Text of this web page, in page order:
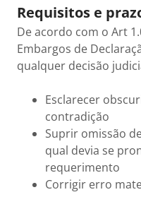
Requisitos e
De acordo com o Art
Embargos de
qualquer decisão
Esclarecer
contradição
Suprir omissão
qual devia se
requerimento
Corrigir erro